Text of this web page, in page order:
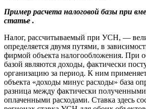
Пример расчета налоговой базы при
статье .
Налог, рассчитываемый при УСН, —
определяется двумя путями, в
фирмой объекта налогообложения. При
базой являются доходы, фактически
организацию за период. К ним
объекта «доходы минус расходы» база
разница между фактически
оплаченными расходами. Ставка здесь